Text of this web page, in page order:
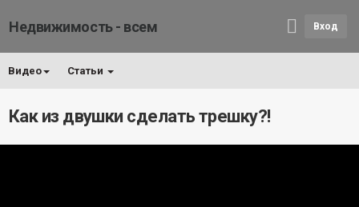
Недвижимость - всем Вход
Видео Статьи
Как из двушки сделать трешку?!